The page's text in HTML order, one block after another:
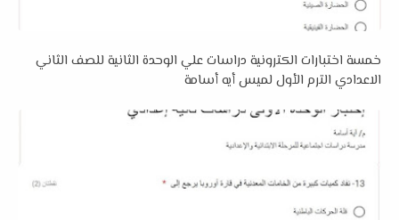
خمسة اختبارات الكترونية دراسات علي الوحدة الثانية للصف الثاني
الاعدادي الترم الأول لميس أيه أسامة